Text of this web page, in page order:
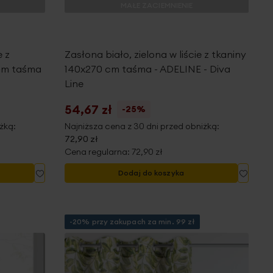
z
taśma
do
Zasłona biało, zielona w liście z tkaniny
140x270 cm taśma - ADELINE - Diva
Line
54,67 zł
-25%
Najniższa cena z 30 dni przed obniżką:
72,90 zł
Cena regularna: 72,90 zł
Dodaj do koszyka
Dodaj
do
-20% przy zakupach za min. 99 zł